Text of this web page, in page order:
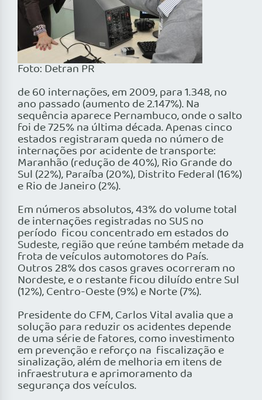
Foto: Detran PR
de 60 internações, em 2009, para 1.348, no
ano passado (aumento de 2.147%). Na
sequência aparece Pernambuco, onde o salto
foi de 725% na última década. Apenas cinco
estados registraram queda no número de
internações por acidente de transporte:
Maranhão (redução de 40%), Rio Grande do
Sul (22%), Paraíba (20%), Distrito Federal (16%)
e Rio de Janeiro (2%).
Em números absolutos, 43% do volume total
de internações registradas no SUS no
período ­ ficou concentrado em estados do
Sudeste, região que reúne também metade da
frota de veículos automotores do País.
Outros 28% dos casos graves ocorreram no
Nordeste, e o restante ­ficou diluído entre Sul
(12%), Centro-Oeste (9%) e Norte (7%).
Presidente do CFM, Carlos Vital avalia que a
solução para reduzir os acidentes depende
de uma série de fatores, como investimento
em prevenção e reforço na ­ fiscalização e
sinalização, além de melhoria em itens de
infraestrutura e aprimoramento da
segurança dos veículos.